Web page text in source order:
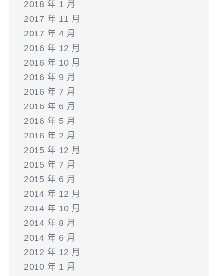
2018 年 1 月
2017 年 11 月
2017 年 4 月
2016 年 12 月
2016 年 10 月
2016 年 9 月
2016 年 7 月
2016 年 6 月
2016 年 5 月
2016 年 2 月
2015 年 12 月
2015 年 7 月
2015 年 6 月
2014 年 12 月
2014 年 10 月
2014 年 8 月
2014 年 6 月
2012 年 12 月
2010 年 1 月